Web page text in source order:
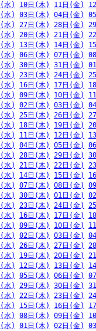
水) 10日(木) 11日(金)
水) 03日(木) 04日(金)
水) 27日(木) 28日(金)
(水) 20日(木) 21日(金)
(水) 13日(木) 14日(金)
水) 06日(木) 07日(金)
水) 30日(木) 31日(金)
水) 23日(木) 24日(金)
(水) 16日(木) 17日(金)
水) 09日(木) 10日(金)
水) 02日(木) 03日(金)
水) 25日(木) 26日(金)
(水) 18日(木) 19日(金)
(水) 11日(木) 12日(金)
水) 04日(木) 05日(金)
水) 28日(木) 29日(金)
水) 21日(木) 22日(金)
(水) 14日(木) 15日(金)
水) 07日(木) 08日(金)
水) 30日(木) 01日(金)
水) 23日(木) 24日(金)
(水) 16日(木) 17日(金)
水) 09日(木) 10日(金)
水) 02日(木) 03日(金)
水) 26日(木) 27日(金)
(水) 19日(木) 20日(金)
(水) 12日(木) 13日(金)
水) 05日(木) 06日(金)
水) 29日(木) 30日(金)
水) 22日(木) 23日(金)
(水) 15日(木) 16日(金)
水) 08日(木) 09日(金)
水) 01日(木) 02日(金)